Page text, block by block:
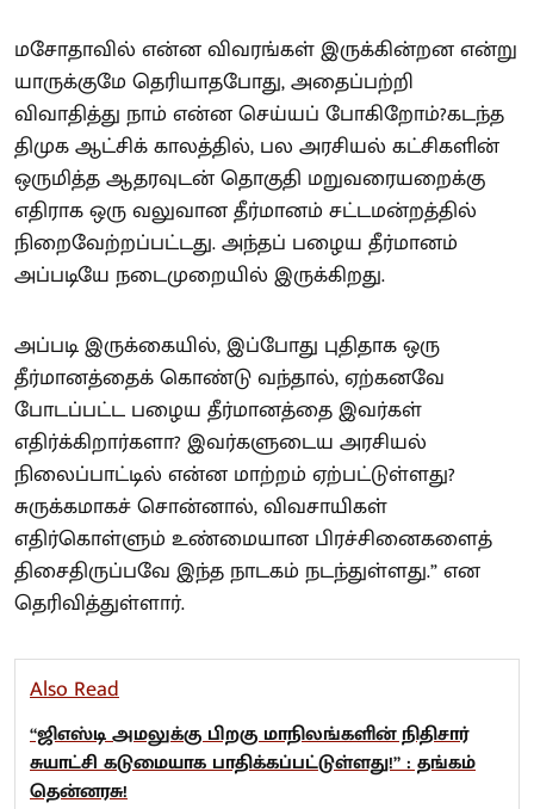
மசோதாவில் என்ன விவரங்கள் இருக்கின்றன என்று
யாருக்குமே தெரியாதபோது, அதைப்பற்றி
விவாதித்து நாம் என்ன செய்யப் போகிறோம்?கடந்த
திமுக ஆட்சிக் காலத்தில், பல அரசியல் கட்சிகளின்
ஒருமித்த ஆதரவுடன் தொகுதி மறுவரையறைக்கு
எதிராக ஒரு வலுவான தீர்மானம் சட்டமன்றத்தில்
நிறைவேற்றப்பட்டது. அந்தப் பழைய தீர்மானம்
அப்படியே நடைமுறையில் இருக்கிறது.
அப்படி இருக்கையில், இப்போது புதிதாக ஒரு
தீர்மானத்தைக் கொண்டு வந்தால், ஏற்கனவே
போடப்பட்ட பழைய தீர்மானத்தை இவர்கள்
எதிர்க்கிறார்களா? இவர்களுடைய அரசியல்
நிலைப்பாட்டில் என்ன மாற்றம் ஏற்பட்டுள்ளது?
சுருக்கமாகச் சொன்னால், விவசாயிகள்
எதிர்கொள்ளும் உண்மையான பிரச்சினைகளைத்
திசைதிருப்பவே இந்த நாடகம் நடந்துள்ளது.” என
தெரிவித்துள்ளார்.
Also Read
“ஜிஎஸ்டி அமலுக்கு பிறகு மாநிலங்களின் நிதிசார்
சுயாட்சி கடுமையாக பாதிக்கப்பட்டுள்ளது!” : தங்கம்
தென்னரசு!